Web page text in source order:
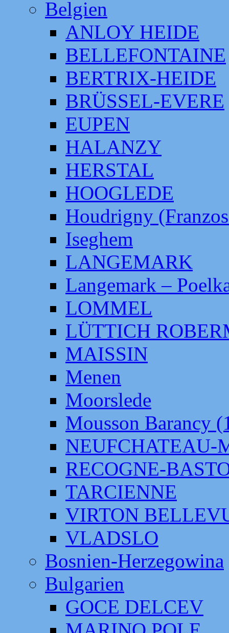
Belgien
ANLOY HEIDE
BELLEFONTAINE
BERTRIX-HEIDE
BRÜSSEL-EVERE
EUPEN
HALANZY
HERSTAL
HOOGLEDE
Houdrigny
Iseghem
LANGEMARK
Langemark –
LOMMEL
LÜTTICH
MAISSIN
Menen
Moorslede
Mousson Barancy
NEUFCHATEAU-
RECOGNE-
TARCIENNE
VIRTON
VLADSLO
Bosnien-Herzegowina
Bulgarien
GOCE DELCEV